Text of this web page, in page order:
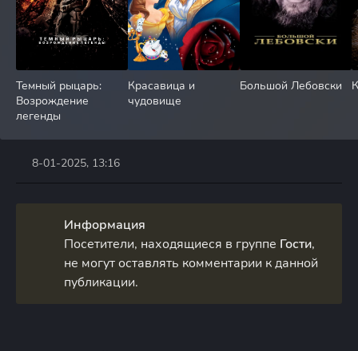
Темный рыцарь:
Возрождение
легенды
Красавица и
чудовище
Большой Лебовски
8-01-2025, 13:16
Информация
Посетители, находящиеся в группе Гости,
не могут оставлять комментарии к данной
публикации.